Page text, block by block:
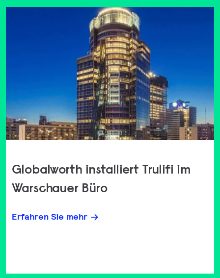
Globalworth installiert Trulifi im
Warschauer Büro
Erfahren Sie mehr